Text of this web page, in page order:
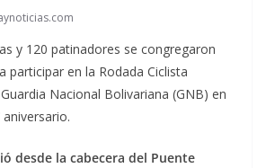
y 120 patinadores se congregaron
participar en la Rodada Ciclista
Nacional Bolivariana (GNB) en
desde la cabecera del Puente